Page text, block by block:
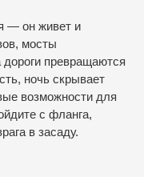
— он живет и
мосты
превращаются
ночь скрывает
возможности для
с фланга,
в засаду.